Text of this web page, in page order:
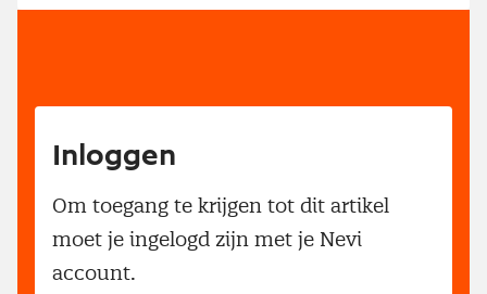
Inloggen
Om toegang te krijgen tot dit artikel
moet je ingelogd zijn met je Nevi
account.